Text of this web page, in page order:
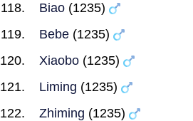
Biao (1235)
Bebe (1235)
Xiaobo (1235)
Liming (1235)
Zhiming (1235)